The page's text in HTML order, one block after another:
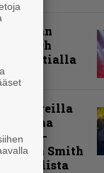
vanhaan
– Arch
Tavastialla
festareilla
on aina
–
John Smith
Festivalista